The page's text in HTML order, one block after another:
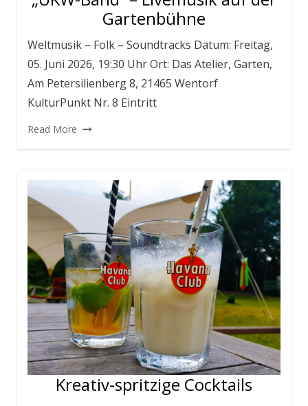
Gartenbühne
Weltmusik – Folk – Soundtracks Datum: Freitag,
05. Juni 2026, 19:30 Uhr Ort: Das Atelier, Garten,
Am Petersilienberg 8, 21465 Wentorf
KulturPunkt Nr. 8 Eintritt
Read More
Kreativ-spritzige Cocktails